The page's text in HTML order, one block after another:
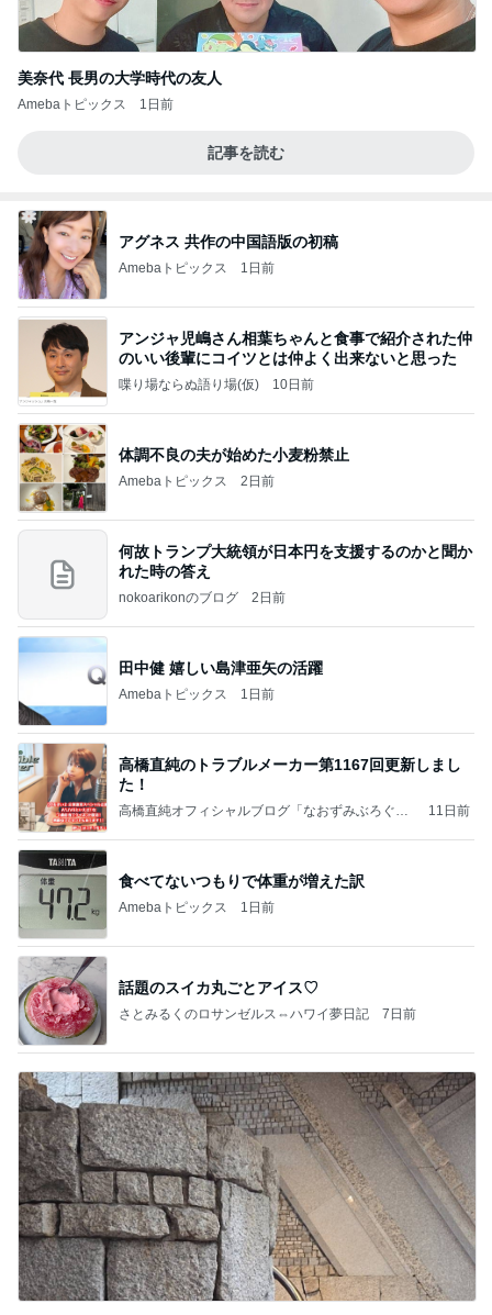
美奈代 長男の大学時代の友人
Amebaトピックス 1日前
記事を読む
アグネス 共作の中国語版の初稿
Amebaトピックス 1日前
アンジャ児嶋さん相葉ちゃんと食事で紹介された仲
のいい後輩にコイツとは仲よく出来ないと思った
喋り場ならぬ語り場(仮) 10日前
体調不良の夫が始めた小麦粉禁止
Amebaトピックス 2日前
何故トランプ大統領が日本円を支援するのかと聞か
れた時の答え
nokoarikonのブログ 2日前
田中健 嬉しい島津亜矢の活躍
Amebaトピックス 1日前
高橋直純のトラブルメーカー第1167回更新しまし
た！
高橋直純オフィシャルブログ「なおずみぶろぐ」
11日前
食べてないつもりで体重が増えた訳
Amebaトピックス 1日前
話題のスイカ丸ごとアイス♡
さとみるくのロサンゼルス⇔ハワイ夢日記 7日前